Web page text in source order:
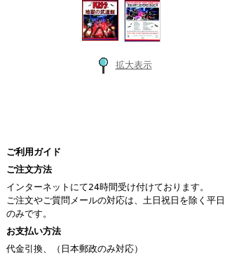
拡大表示
ご利用ガイド
ご注文方法
インターネットにて24時間受け付けております。
ご注文やご質問メールの対応は、土日祝日を除く平日
のみです。
お支払い方法
代金引換、（日本郵政のみ対応）